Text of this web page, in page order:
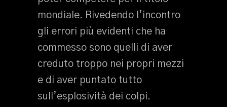
mondiale. Rivedendo l’incontro
gli errori più evidenti che ha
commesso sono quelli di aver
creduto troppo nei propri mezzi
e di aver puntato tutto
sull’esplosività dei colpi.